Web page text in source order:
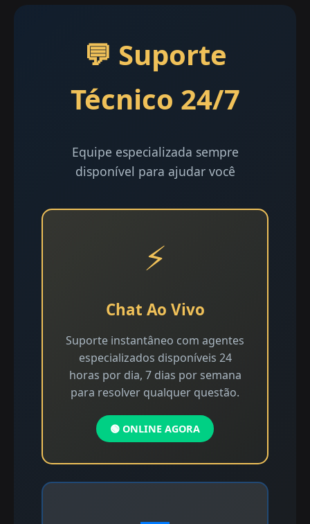
💬 Suporte
Técnico 24/7
Equipe especializada sempre
disponível para ajudar você
⚡
Chat Ao Vivo
Suporte instantâneo com agentes
especializados disponíveis 24
horas por dia, 7 dias por semana
para resolver qualquer questão.
🟢 ONLINE AGORA